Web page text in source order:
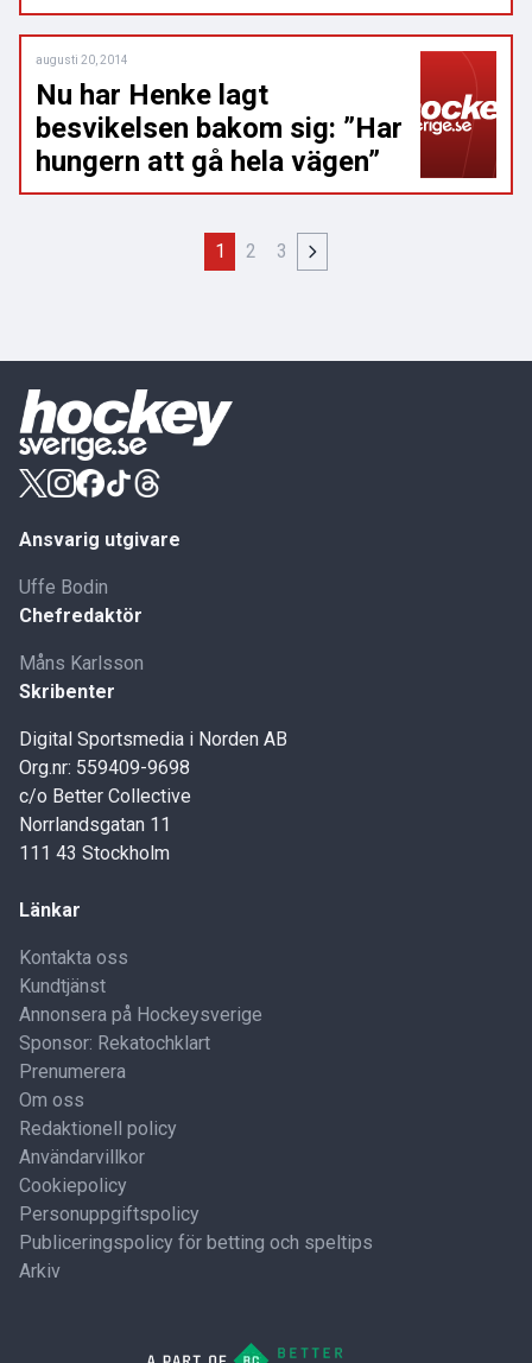
augusti 20, 2014
Nu har Henke lagt
besvikelsen bakom sig: ”Har
hungern att gå hela vägen”
1 2 3
Ansvarig utgivare
Uffe Bodin
Chefredaktör
Måns Karlsson
Skribenter
Digital Sportsmedia i Norden AB
Org.nr: 559409-9698
c/o Better Collective
Norrlandsgatan 11
111 43 Stockholm
Länkar
Kontakta oss
Kundtjänst
Annonsera på Hockeysverige
Sponsor: Rekatochklart
Prenumerera
Om oss
Redaktionell policy
Användarvillkor
Cookiepolicy
Personuppgiftspolicy
Publiceringspolicy för betting och speltips
Arkiv